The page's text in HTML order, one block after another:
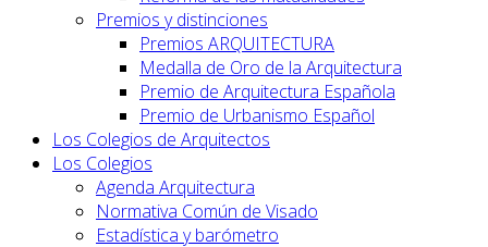
Premios y distinciones
Premios ARQUITECTURA
Medalla de Oro de la Arquitectura
Premio de Arquitectura Española
Premio de Urbanismo Español
Los Colegios de Arquitectos
Los Colegios
Agenda Arquitectura
Normativa Común de Visado
Estadística y barómetro